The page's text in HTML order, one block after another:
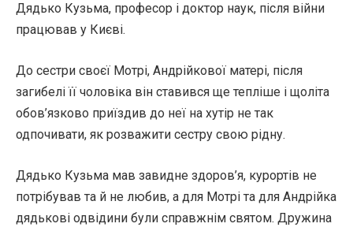
Дядько Кузьма, професор і доктор наук, після війни
працював у Києві.
До сестри своєї Мотрі, Андрійкової матері, після
загибелі її чоловіка він ставився ще тепліше і щоліта
обов’язково приїздив до неї на хутір не так
одпочивати, як розважити сестру свою рідну.
Дядько Кузьма мав завидне здоров’я, курортів не
потрібував та й не любив, а для Мотрі та для Андрійка
дядькові одвідини були справжнім святом. Дружина